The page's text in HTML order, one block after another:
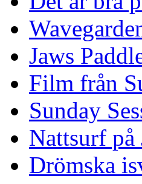
Jaws
Film från
Sunday
Nattsurf på
Drömska